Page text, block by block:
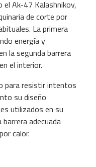
el Ak-47 Kalashnikov,
de corte por
La primera
energía y
la segunda barrera
el interior.
para resistir intentos
su diseño
utilizados en su
adecuada
calor.